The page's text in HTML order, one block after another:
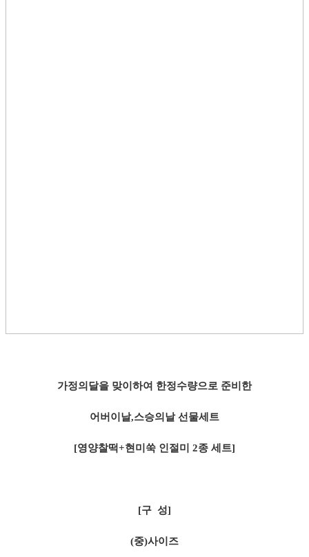
가정의달을 맞이하여 한정수량으로 준비한
어버이날,스승의날 선물세트
[영양찰떡+현미쑥 인절미 2종 세트]
​[구 성]
(중)사이즈